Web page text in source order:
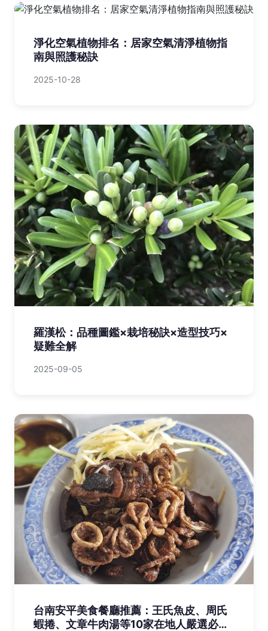
淨化空氣植物排名：居家空氣清淨植物指
南與照護秘訣
2025-10-28
羅漢松：品種圖鑑×栽培秘訣×造型技巧×
疑難全解
2025-09-05
台南安平美食餐廳推薦：王氏魚皮、周氏
蝦捲、文章牛肉湯等10家在地人嚴選必